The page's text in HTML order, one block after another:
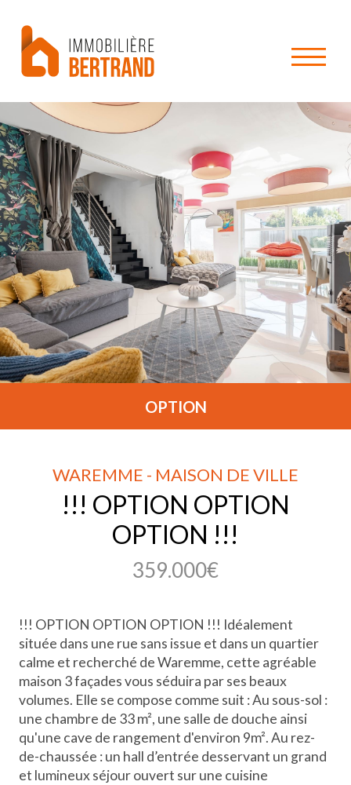
OPTION
WAREMME - MAISON DE VILLE
!!! OPTION OPTION
OPTION !!!
359.000€
!!! OPTION OPTION OPTION !!! Idéalement
située dans une rue sans issue et dans un quartier
calme et recherché de Waremme, cette agréable
maison 3 façades vous séduira par ses beaux
volumes. Elle se compose comme suit : Au sous-sol :
une chambre de 33 m², une salle de douche ainsi
qu'une cave de rangement d'environ 9m². Au rez-
de-chaussée : un hall d’entrée desservant un grand
et lumineux séjour ouvert sur une cuisine